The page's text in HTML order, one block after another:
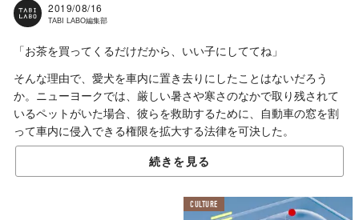
2019/08/16
TABI LABO編集部
「お茶を買ってくるだけだから、いい子にしててね」
そんな理由で、愛犬を車内に置き去りにしたことはないだろう
か。ニューヨークでは、厳しい暑さや寒さのなかで取り残されて
いるペットがいた場合、彼らを救助するために、自動車の窓を割
って車内に侵入できる権限を拡大する法律を可決した。
これまでは、取り残されたペットを救助するためにたとえ車を壊
したとしても、責任を問われない対象は「警察官」だけだった。
しかし、新たな法律の可決によって、「消防士」や「救急隊」の
メンバーも対応が可能になり、警察官の到着を待たずとも、迅速
続きを見る
CULTURE